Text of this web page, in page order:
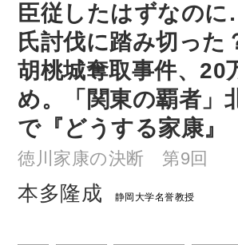
臣従したはずなの
氏討伐に踏み切った
胡桃城奪取事件、20
め。「関東の覇者」
で『どうする家康』
徳川家康の決断 第9回
本多隆成 静岡大学名誉教授